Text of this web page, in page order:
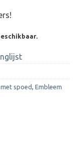
spoed, Embleem